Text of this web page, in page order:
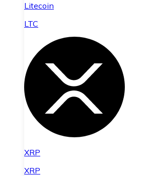
Litecoin
LTC
XRP
XRP